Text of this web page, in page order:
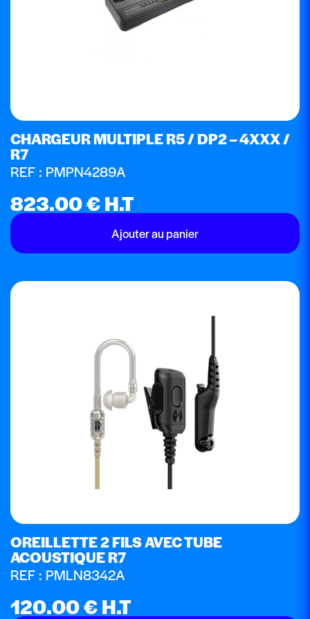
CHARGEUR MULTIPLE R5 / DP2 – 4XXX /
R7
REF : PMPN4289A
823.00€H.T
Ajouter au panier
OREILLETTE 2 FILS AVEC TUBE
ACOUSTIQUE R7
REF : PMLN8342A
120.00€H.T